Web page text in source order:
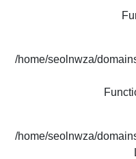
/home/seolnwza/
/home/seolnwza/